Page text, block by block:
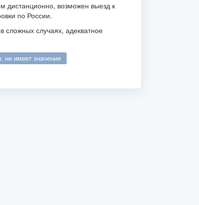
дистанционно, возможен выезд к
по России.
сложных случаях, адекватное
не имеет значения